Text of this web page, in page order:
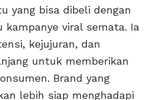
yang bisa dibeli dengan
kampanye viral semata. Ia
kejujuran, dan
untuk memberikan
Brand yang
lebih siap menghadapi